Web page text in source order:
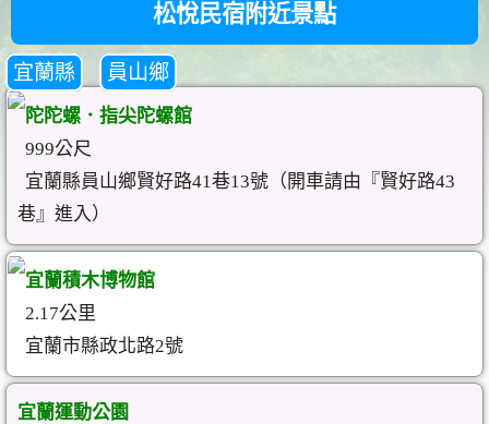
松悅民宿附近景點
宜蘭縣 員山鄉
陀陀螺．指尖陀螺館
999公尺
宜蘭縣員山鄉賢好路41巷13號（開車請由『賢好路43
巷』進入）
宜蘭積木博物館
2.17公里
宜蘭市縣政北路2號
宜蘭運動公園